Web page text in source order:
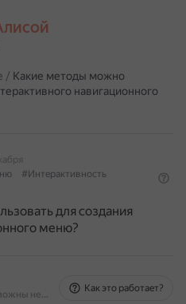
/ Какие методы можно
навигационного
#Интерактивность
для создания
меню?
На основе источников, возможны неточности
Как это работает?